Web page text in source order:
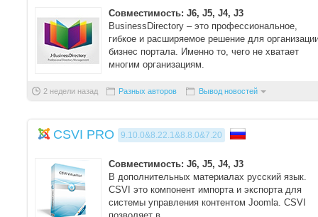
Совместимость: J6, J5, J4, J3
BusinessDirectory – это профессиональное,
гибкое и расширяемое решение для
бизнес портала. Именно то, чего не хватает
многим организациям.
2 недели назад Разных авторов Вывод новостей
CSVI PRO 9.10.0&8.22.1&8.8.0&7.20
Совместимость: J6, J5, J4, J3
В дополнительных материалах русский язык.
CSVI это компонент импорта и экспорта для
системы управления контентом Joomla. CSVI